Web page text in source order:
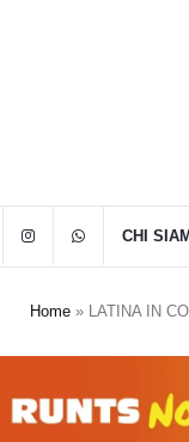
CHI
Home » LATINA IN